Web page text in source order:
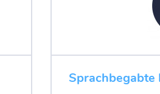
Sprachbegabte